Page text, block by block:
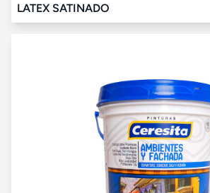
LATEX SATINADO